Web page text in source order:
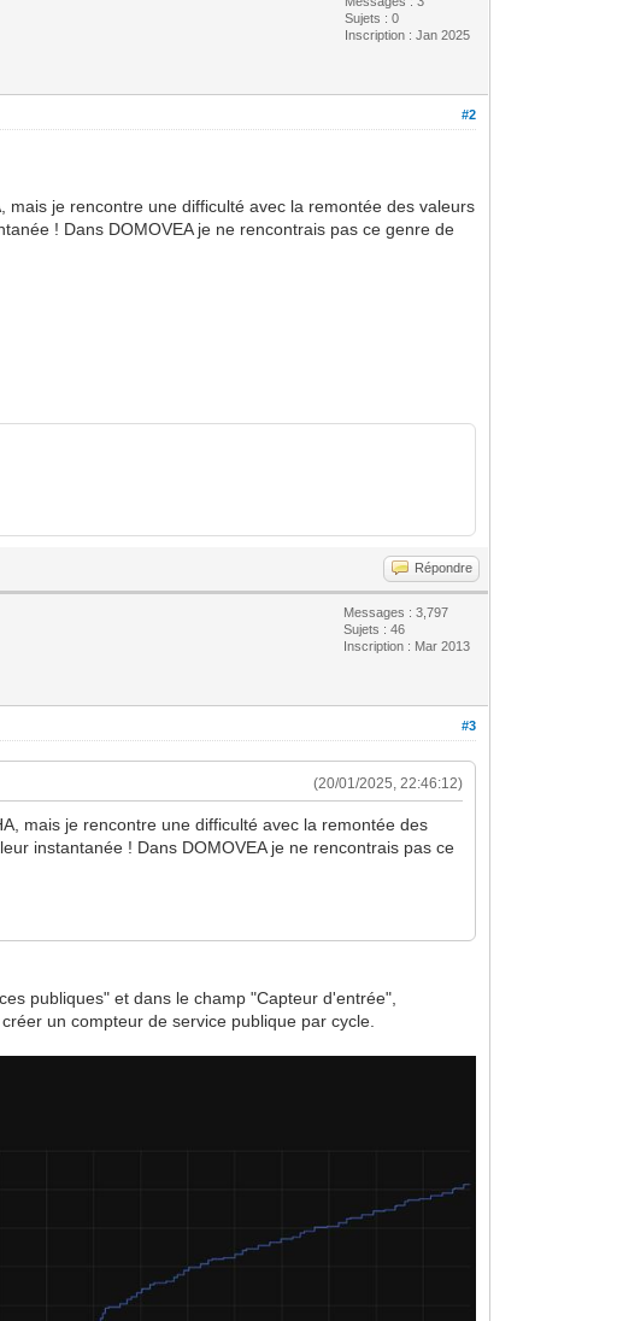
Sujets : 0
Inscription : Jan 2025
#2
je rencontre une difficulté avec la remontée des valeurs
! Dans DOMOVEA je ne rencontrais pas ce genre de
Répondre
Messages : 3,797
Sujets : 46
Inscription : Mar 2013
#3
(20/01/2025, 22:46:12)
mais je rencontre une difficulté avec la remontée des
instantanée ! Dans DOMOVEA je ne rencontrais pas ce
publiques" et dans le champ "Capteur d'entrée",
un compteur de service publique par cycle.